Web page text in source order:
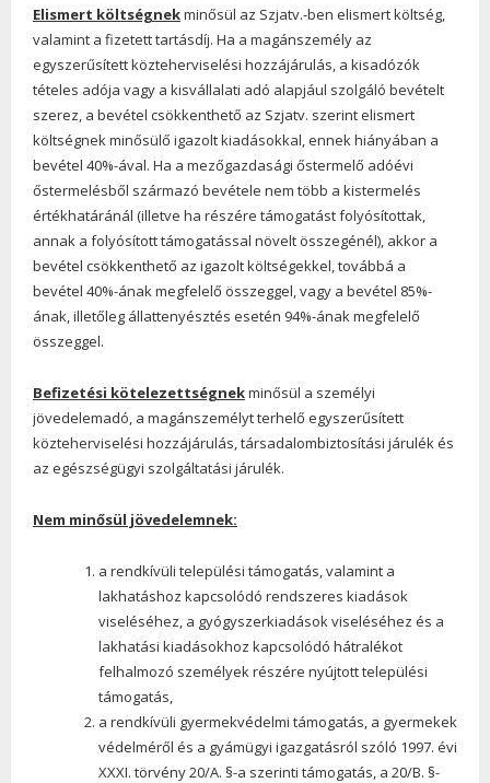
Elismert költségnekminősül az Szjatv.-ben elismert költség,
valamint a fizetett tartásdíj. Ha a magánszemély az
egyszerűsített közteherviselési hozzájárulás, a kisadózók
tételes adója vagy a kisvállalati adó alapjául szolgáló bevételt
szerez, a bevétel csökkenthető az Szjatv. szerint elismert
költségnek minősülő igazolt kiadásokkal, ennek hiányában a
bevétel 40%-ával. Ha a mezőgazdasági őstermelő adóévi
őstermelésből származó bevétele nem több a kistermelés
értékhatáránál (illetve ha részére támogatást folyósítottak,
annak a folyósított támogatással növelt összegénél), akkor a
bevétel csökkenthető az igazolt költségekkel, továbbá a
bevétel 40%-ának megfelelő összeggel, vagy a bevétel 85%-
ának, illetőleg állattenyésztés esetén 94%-ának megfelelő
összeggel.
Befizetési kötelezettségnekminősül a személyi
jövedelemadó, a magánszemélyt terhelő egyszerűsített
közteherviselési hozzájárulás, társadalombiztosítási járulék és
az egészségügyi szolgáltatási járulék.
Nem minősül jövedelemnek:
a rendkívüli települési támogatás, valamint a
lakhatáshoz kapcsolódó rendszeres kiadások
viseléséhez, a gyógyszerkiadások viseléséhez és a
lakhatási kiadásokhoz kapcsolódó hátralékot
felhalmozó személyek részére nyújtott települési
támogatás,
a rendkívüli gyermekvédelmi támogatás, a gyermekek
védelméről és a gyámügyi igazgatásról szóló 1997. évi
XXXI. törvény 20/A. §-a szerinti támogatás, a 20/B. §-